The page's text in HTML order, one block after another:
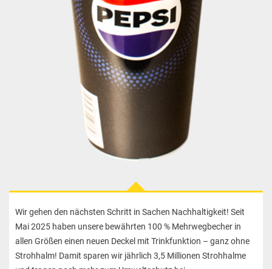
Wir gehen den nächsten Schritt in Sachen Nachhaltigkeit! Seit
Mai 2025 haben unsere bewährten 100 % Mehrwegbecher in
allen Größen einen neuen Deckel mit Trinkfunktion – ganz ohne
Strohhalm! Damit sparen wir jährlich 3,5 Millionen Strohhalme